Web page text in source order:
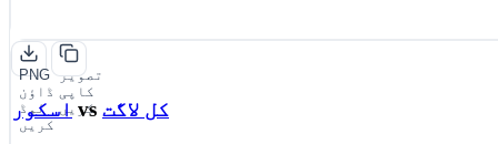
PNG
ڈاؤن
لوڈ
کریں
تصویر
کاپی
کریںاسکور vs کل لاگت